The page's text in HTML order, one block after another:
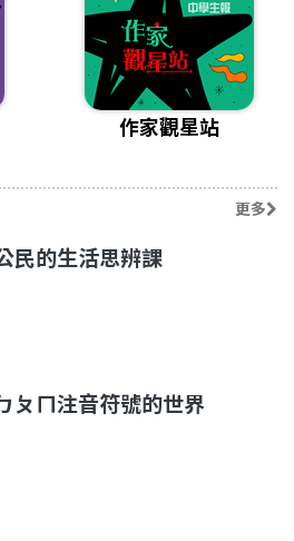
作家觀星站
更多
民的生活思辨課
ㄆㄇ注音符號的世界